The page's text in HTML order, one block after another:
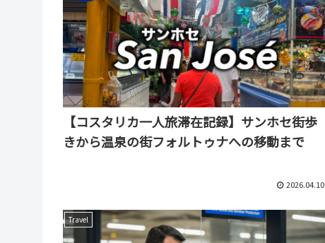
【コスタリカ一人旅滞在記録】サンホセ街歩
きから温泉の街フォルトゥナへの移動まで
2026.04.10
Travel